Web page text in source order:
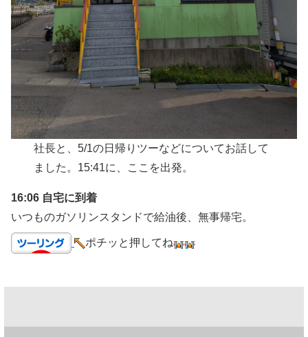
社長と、5/1の日帰りツーなどについてお話して
ました。15:41に、ここを出発。
16:06 自宅に到着
いつものガソリンスタンドで給油後、無事帰宅。
ポチッと押してね